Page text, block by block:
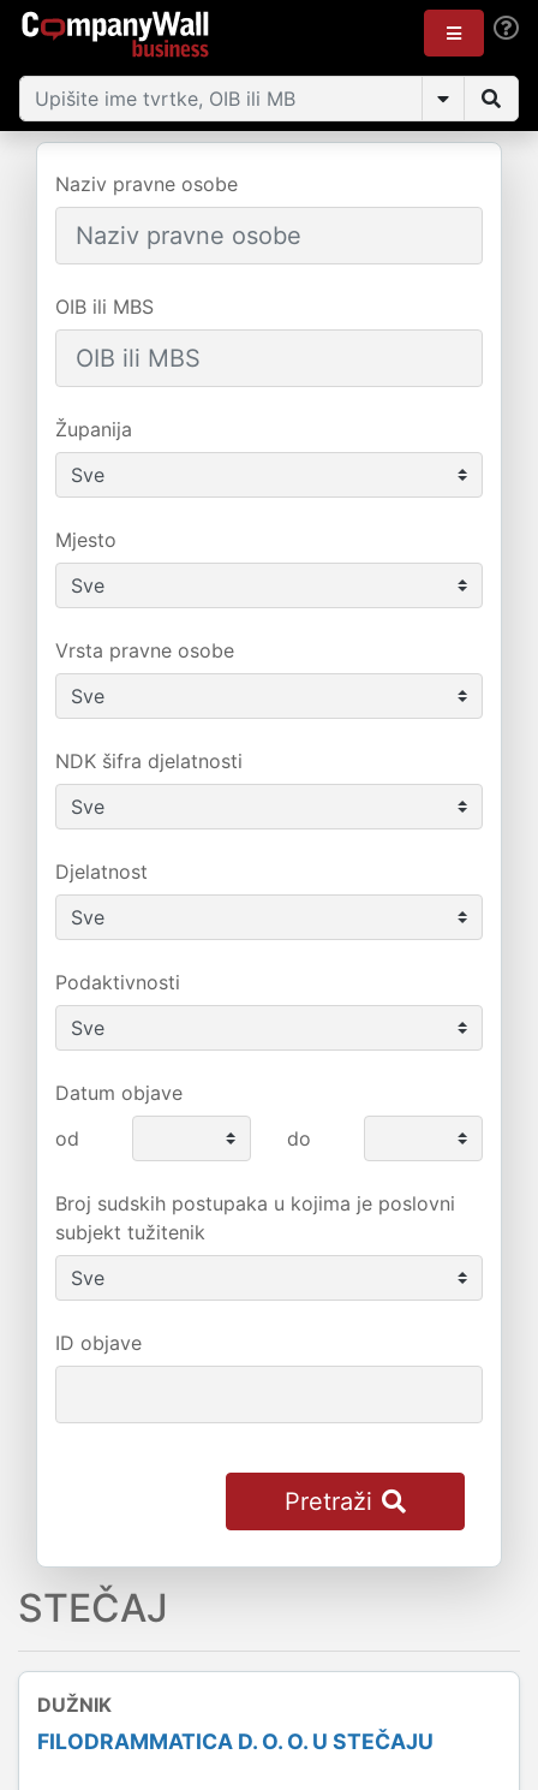
Naziv pravne osobe
OIB ili MBS
Županija
Mjesto
Vrsta pravne osobe
NDK šifra djelatnosti
Djelatnost
Podaktivnosti
Datum objave
od
do
Broj sudskih postupaka u kojima je poslovni
subjekt tužitenik
ID objave
Pretraži
STEČAJ
DUŽNIK
FILODRAMMATICA D. O. O. U STEČAJU